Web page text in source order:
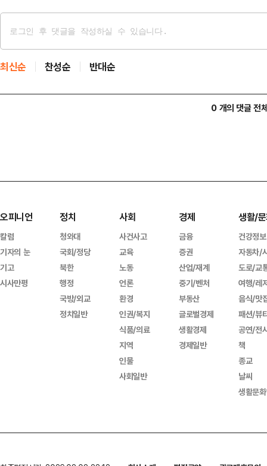
최신순 찬성순 반대순
0 개의 댓글 전
오피니언
칼럼
기자의 눈
기고
시사만평
정치
청와대
국회/정당
북한
행정
국방/외교
정치일반
사회
사건사고
교육
노동
언론
환경
인권/복지
식품/의료
지역
인물
사회일반
경제
금융
증권
산업/재계
중기/벤처
부동산
글로벌경제
생활경제
경제일반
생활/
건강정보
자동차/
도로/교
여행/레
음식/맛
패션/뷰
공연/전
책
종교
날씨
생활문